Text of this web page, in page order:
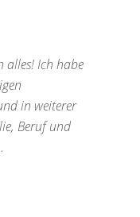
alles! Ich habe
in weiterer
Beruf und